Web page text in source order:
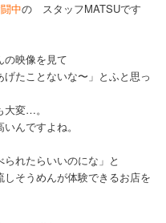
中の スタッフMATSUです
の映像を見て
げたことないな〜」とふと思っ
変…。
んですよね。
られたらいいのにな」と
そうめんが体験できるお店を